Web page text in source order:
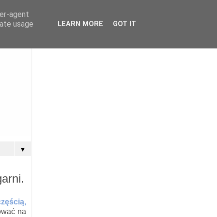
▼
na
agent
usage
LEARN MORE GOT IT